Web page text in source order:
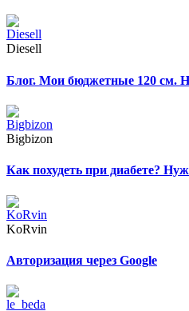
Diesell
Блог. Мои бюджетные 120 см.
Bigbizon
Как похудеть при диабете?
KoRvin
Авторизация через Google